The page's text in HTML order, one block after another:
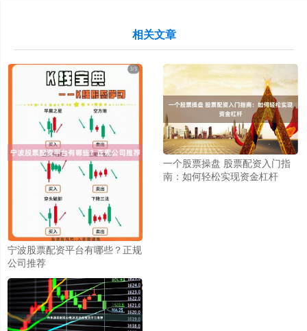
相关文章
宁波股票配资平台有哪些？正规
公司推荐
一个股票操盘 股票配资入门指
南：如何轻松实现资金杠杆